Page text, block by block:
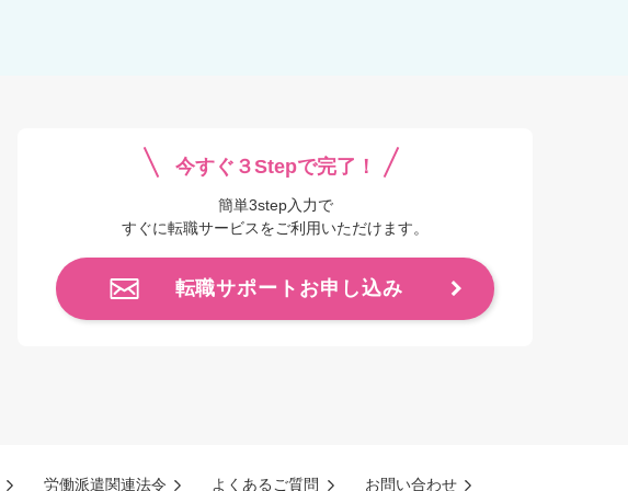
今すぐ３Stepで完了！
簡単3step入力で
すぐに転職サービスをご利用いただけます。
転職サポートお申し込み
労働派遣関連法令 よくあるご質問 お問い合わせ